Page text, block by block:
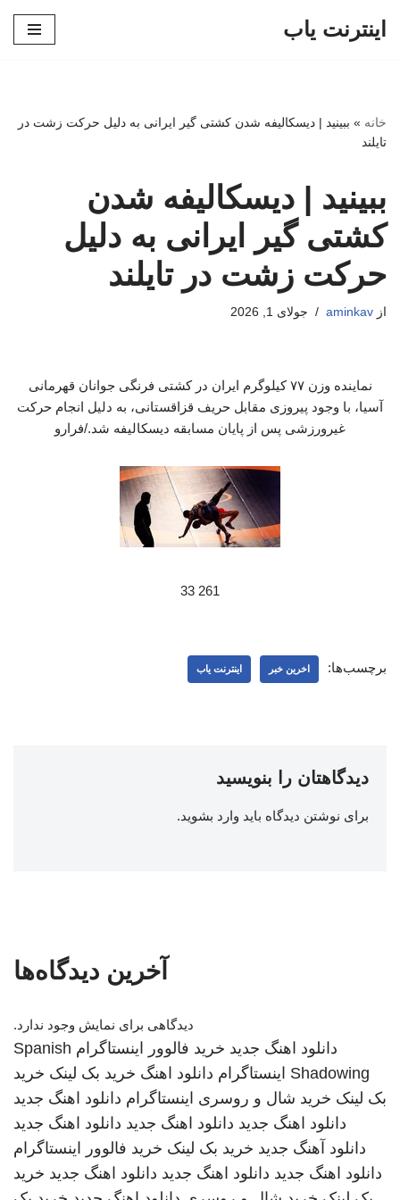
اینترنت یاب
خانه » ببینید | دیسکالیفه شدن کشتی گیر ایرانی به دلیل حرکت زشت در
تایلند
ببینید | دیسکالیفه شدن
کشتی گیر ایرانی به دلیل
حرکت زشت در تایلند
از aminkav جولای 1, 2026
نماینده وزن ۷۷ کیلوگرم ایران در کشتی فرنگی جوانان قهرمانی
آسیا، با وجود پیروزی مقابل حریف قزاقستانی، به دلیل انجام حرکت
غیرورزشی پس از پایان مسابقه دیسکالیفه شد./فرارو
261 33
برچسب‌ها: اخرین خبر اینترنت یاب
دیدگاهتان را بنویسید
برای نوشتن دیدگاه باید وارد بشوید.
آخرین دیدگاه‌ها
دیدگاهی برای نمایش وجود ندارد.
دانلود اهنگ جدید خرید فالوور اینستاگرام Spanish
Shadowing اینستاگرام دانلود اهنگ خرید بک لینک خرید
بک لینک خرید شال و روسری اینستاگرام دانلود اهنگ جدید
دانلود اهنگ جدید دانلود اهنگ جدید دانلود اهنگ جدید
دانلود آهنگ جدید خرید بک لینک خرید فالوور اینستاگرام
دانلود اهنگ جدید دانلود اهنگ جدید دانلود اهنگ جدید خرید